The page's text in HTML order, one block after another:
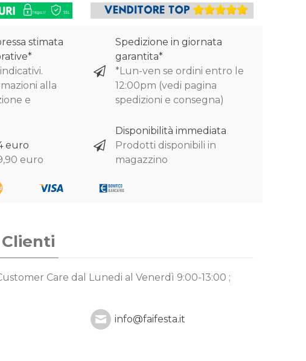
stimata
alla
e
euro
euro
Spedizione in giornata
garantita*
*Lun-ven se ordini entro le
12:00pm (vedi pagina
spedizioni e consegna)
Disponibilità immediata
Prodotti disponibili in
magazzino
Care dal Lunedi al Venerdì 9:00-13:00 ;
info@faifesta.it